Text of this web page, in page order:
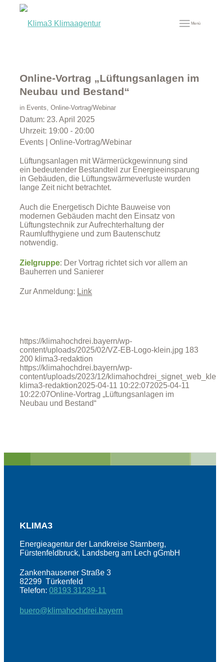
Menü
Online-Vortrag „Lüftungsanlagen im
Neubau und Bestand“
in Events ,Online-Vortrag/Webinar
Datum: 23. April 2025
Uhrzeit: 19:00 - 20:00
Events | Online-Vortrag/Webinar
Lüftungsanlagen mit Wärmerückgewinnung sind
ein bedeutender Bestandteil zur Energieeinsparung
in Gebäuden, die Lüftungswärmeverluste wurden
lange Zeit nicht betrachtet.
Auch die Energetisch Dichte Bauweise von
modernen Gebäuden macht den Einsatz von
Lüftungstechnik zur Aufrechterhaltung der
Raumlufthygiene und zum Bautenschutz
notwendig.
Zielgruppe: Der Vortrag richtet sich vor allem an
Bauherren und Sanierer
Zur Anmeldung: Link
https://klimahochdrei.bayern/wp-
content/uploads/2025/02/VZ-EB-Logo-klein.jpg 183
200 klima3-redaktion
https://klimahochdrei.bayern/wp-
content/uploads/2023/12/
klima3-redaktion2025-04-11 10:22:072025-04-11
10:22:07Online-Vortrag „Lüftungsanlagen im
Neubau und Bestand“
KLIMA3
Energieagentur der Landkreise Starnberg,
Fürstenfeldbruck, Landsberg am Lech gGmbH
Zankenhausener Straße 3
82299 Türkenfeld
Telefon:08193 31239-11
buero@klimahochdrei.bayern